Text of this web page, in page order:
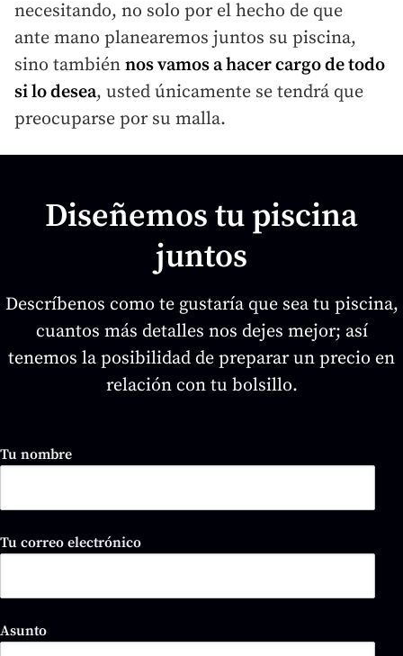
necesitando, no solo por el hecho de que
ante mano planearemos juntos su piscina,
sino también nos vamos a hacer cargo de todo
si lo desea, usted únicamente se tendrá que
preocuparse por su malla.
Diseñemos tu piscina
juntos
Descríbenos como te gustaría que sea tu piscina,
cuantos más detalles nos dejes mejor; así
tenemos la posibilidad de preparar un precio en
relación con tu bolsillo.
Tu nombre
Tu correo electrónico
Asunto